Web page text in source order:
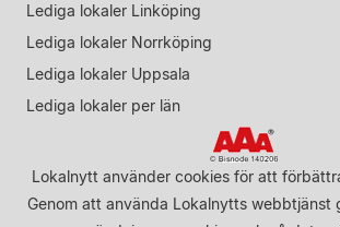
Lediga lokaler Linköping
Lediga lokaler Norrköping
Lediga lokaler Uppsala
Lediga lokaler per län
Lokalnytt använder cookies för att
Genom att använda Lokalnytts webbtjänst